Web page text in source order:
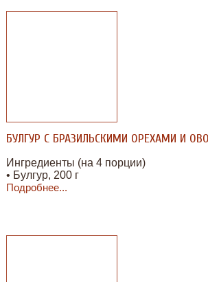
БУЛГУР С БРАЗИЛЬСКИМИ ОРЕХАМИ И
Ингредиенты (на 4 порции)
• Булгур, 200 г
Подробнее...